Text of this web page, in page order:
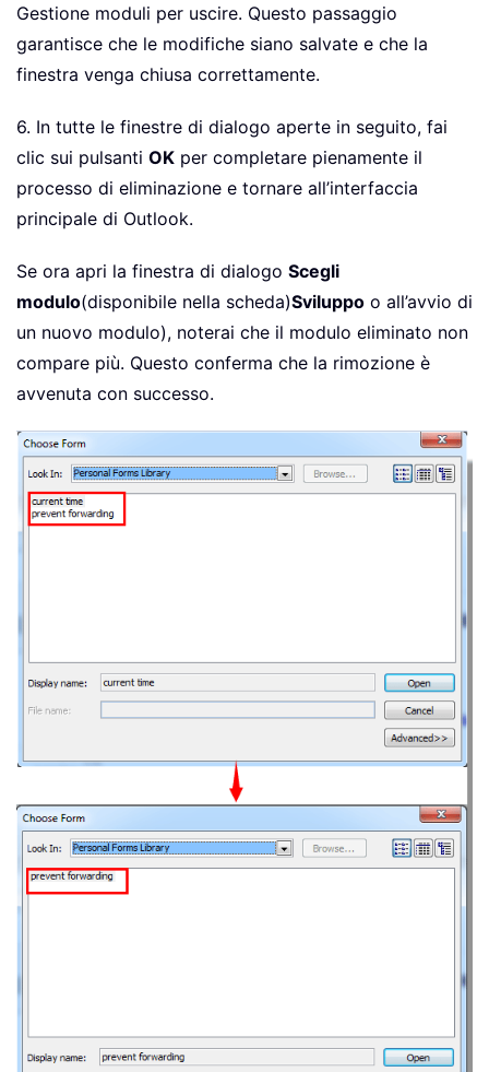
Gestione moduli per uscire. Questo passaggio
garantisce che le modifiche siano salvate e che la
finestra venga chiusa correttamente.
6. In tutte le finestre di dialogo aperte in seguito, fai
clic sui pulsanti OK per completare pienamente il
processo di eliminazione e tornare all’interfaccia
principale di Outlook.
Se ora apri la finestra di dialogo Scegli
modulo(disponibile nella scheda)Sviluppo o all’avvio di
un nuovo modulo), noterai che il modulo eliminato non
compare più. Questo conferma che la rimozione è
avvenuta con successo.